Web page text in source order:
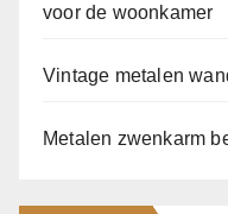
voor de woonkamer
Vintage metalen
Metalen zwenkarm